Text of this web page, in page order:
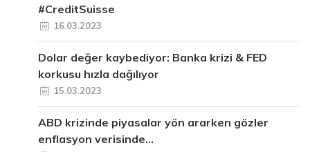
#CreditSuisse
16.03.2023
Dolar değer kaybediyor: Banka krizi & FED
korkusu hızla dağılıyor
15.03.2023
ABD krizinde piyasalar yön ararken gözler
enflasyon verisinde...